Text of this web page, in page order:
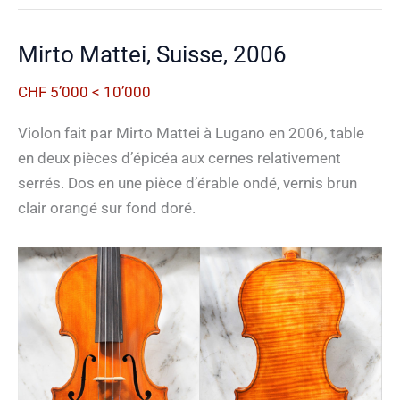
siècle
Mirto Mattei, Suisse, 2006
CHF 5’000 < 10’000
Violon fait par Mirto Mattei à Lugano en 2006, table
en deux pièces d’épicéa aux cernes relativement
serrés. Dos en une pièce d’érable ondé, vernis brun
clair orangé sur fond doré.